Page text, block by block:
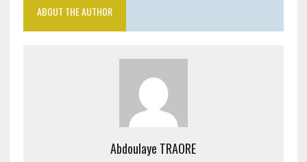
ABOUT THE AUTHOR
Abdoulaye TRAORE